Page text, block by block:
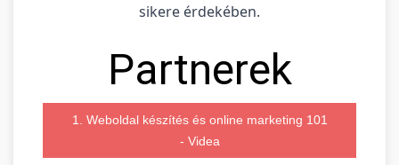
sikere érdekében.
Partnerek
1. Weboldal készítés és online marketing 101
- Videa